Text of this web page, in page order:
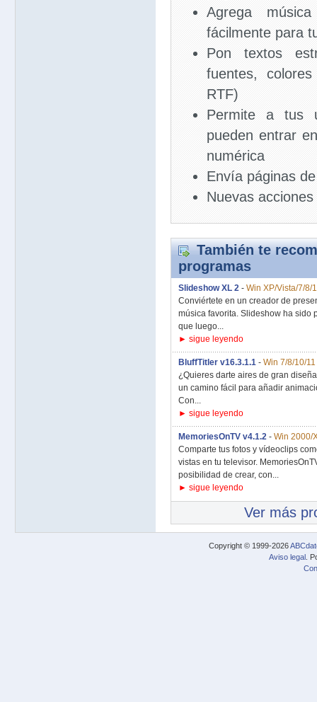
Agrega
fácilmente para
Pon textos
fuentes,
RTF)
Permite a tus
pueden entrar
numérica
Envía páginas
Nuevas
También te
programas
Slideshow XL 2- Win XP/Vista/7/8/
Conviértete en un creador de
música favorita. Slideshow ha sido
que luego...
► sigue leyendo
BluffTitler v16.3.1.1- Win 7/8/10/11
¿Quieres darte aires de gran
un camino fácil para añadir
Con...
► sigue leyendo
MemoriesOnTV v4.1.2- Win 2000/
Comparte tus fotos y vídeoclips
vistas en tu televisor.
posibilidad de crear, con...
► sigue leyendo
Ver más
Copyright © 1999-2026
Aviso legal .